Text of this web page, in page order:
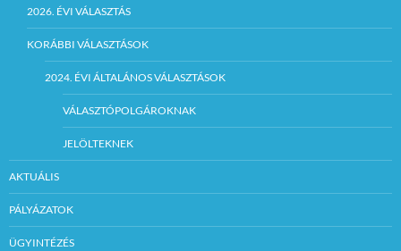
2026. ÉVI VÁLASZTÁS
KORÁBBI VÁLASZTÁSOK
2024. ÉVI ÁLTALÁNOS VÁLASZTÁSOK
VÁLASZTÓPOLGÁROKNAK
JELÖLTEKNEK
AKTUÁLIS
PÁLYÁZATOK
ÜGYINTÉZÉS